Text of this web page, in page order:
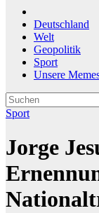
Deutschland
Welt
Geopolitik
Sport
Unsere
Sport
Jorge